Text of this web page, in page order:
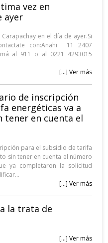
vez en
ayer
en el día de ayer.Si
con:Anahi 11 2407
al 911 o al 0221 4293015
[...] Ver más
de inscripción
energéticas va a
tener en cuenta el
para el subsidio de tarifa
sin tener en cuenta el número
ya completaron la solicitud
[...] Ver más
la trata de
[...] Ver más